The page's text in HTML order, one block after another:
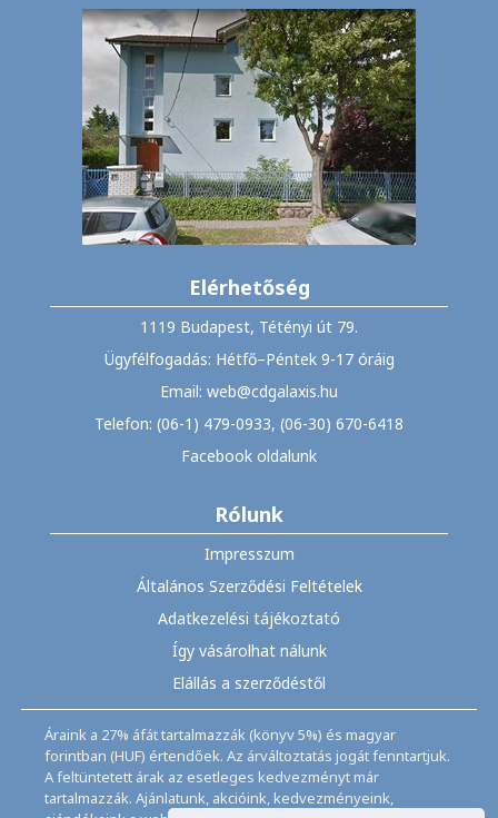
Elérhetőség
1119 Budapest, Tétényi út 79.
Ügyfélfogadás: Hétfő–Péntek 9-17 óráig
Email: web@cdgalaxis.hu
Telefon: (06-1) 479-0933, (06-30) 670-6418
Facebook oldalunk
Rólunk
Impresszum
Általános Szerződési Feltételek
Adatkezelési tájékoztató
Így vásárolhat nálunk
Elállás a szerződéstől
Áraink a 27% áfát tartalmazzák (könyv 5%) és magyar
forintban (HUF) értendőek. Az árváltoztatás jogát fenntartjuk.
A feltüntetett árak az esetleges kedvezményt már
tartalmazzák. Ajánlatunk, akcióink, kedvezményeink,